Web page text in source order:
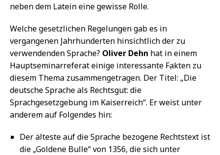
neben dem Latein eine gewisse Rolle.
Welche gesetzlichen Regelungen gab es in
vergangenen Jahrhunderten hinsichtlich der zu
verwendenden Sprache? Oliver Dehn hat in einem
Hauptseminarreferat einige interessante Fakten zu
diesem Thema zusammengetragen. Der Titel: „Die
deutsche Sprache als Rechtsgut: die
Sprachgesetzgebung im Kaiserreich“. Er weist unter
anderem auf Folgendes hin:
Der älteste auf die Sprache bezogene Rechtstext ist
die „Goldene Bulle“ von 1356, die sich unter